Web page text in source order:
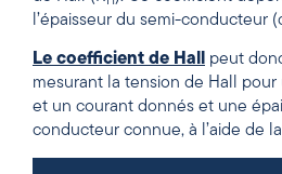
l’épaisseur du semi-conducteur
Le coefficient de Hall
peut
mesurant la tension de Hall
et un courant donnés et une
conducteur connue, à l’aide de